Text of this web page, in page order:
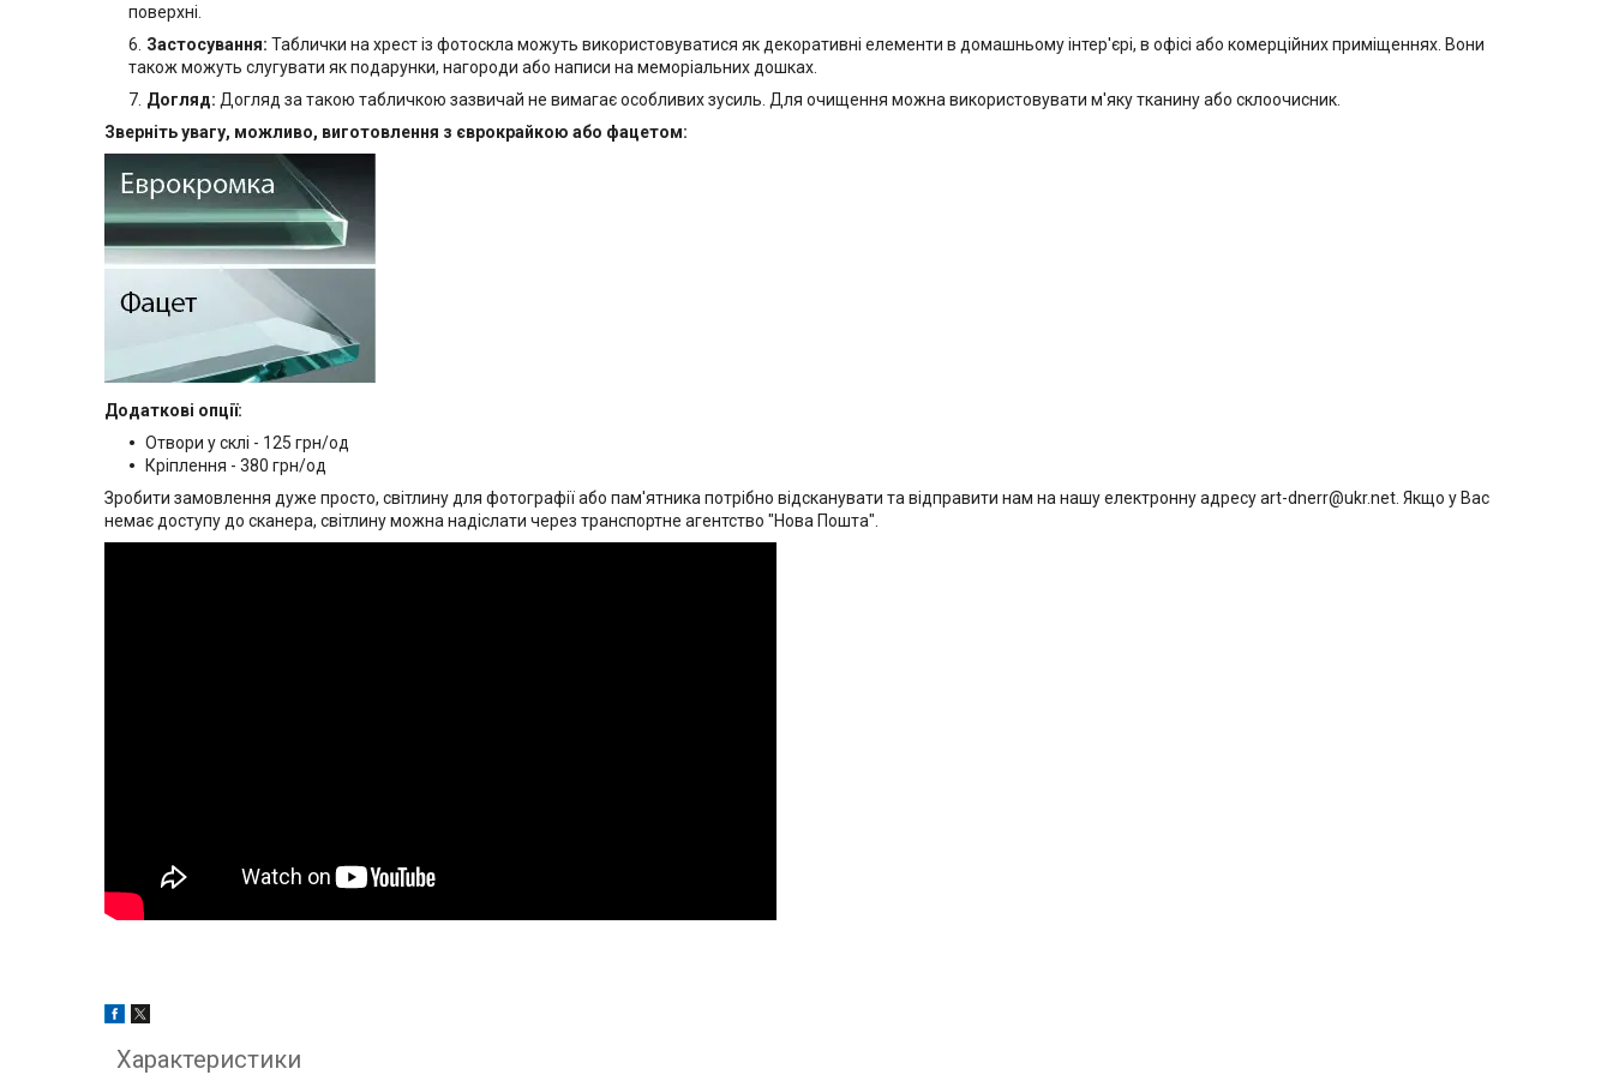
поверхні.
Застосування: Таблички на хрест із фотоскла можуть використовуватися як декоративні елементи в домашньому інтер'єрі, в офісі або комерційних приміщеннях. Вони
також можуть слугувати як подарунки, нагороди або написи на меморіальних дошках.
Догляд: Догляд за такою табличкою зазвичай не вимагає особливих зусиль. Для очищення можна використовувати м'яку тканину або склоочисник.
Зверніть увагу, можливо, виготовлення з єврокрайкою або фацетом:
Додаткові опції:
Отвори у склі - 125 грн/од
Кріплення - 380 грн/од
Зробити замовлення дуже просто, світлину для фотографії або пам'ятника потрібно відсканувати та відправити нам на нашу електронну адресу art-dnerr@ukr.net. Якщо у Вас
немає доступу до сканера, світлину можна надіслати через транспортне агентство "Нова Пошта".
Характеристики